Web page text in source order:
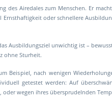
des Airedales zum Menschen. Er
Ernsthaftigkeit oder schnellere
Ausbildungsziel unwichtig ist –
ohne Sturheit.
Beispiel, nach wenigen
getestet werden: Auf
wegen ihres übersprudelnden